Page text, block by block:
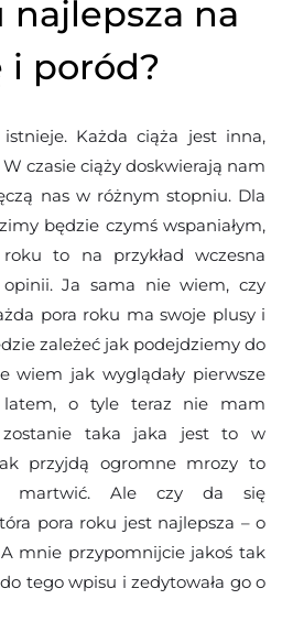
najlepsza na
i poród?
Każda ciąża jest inna,
czasie ciąży doskwierają nam
nas w różnym stopniu. Dla
będzie czymś wspaniałym,
to na przykład wczesna
Ja sama nie wiem, czy
pora roku ma swoje plusy i
zależeć jak podejdziemy do
wiem jak wyglądały pierwsze
latem, o tyle teraz nie mam
zostanie taka jaka jest to w
przyjdą ogromne mrozy to
martwić. Ale czy da się
pora roku jest najlepsza – o
mnie przypomnijcie jakoś tak
tego wpisu i zedytowała go o